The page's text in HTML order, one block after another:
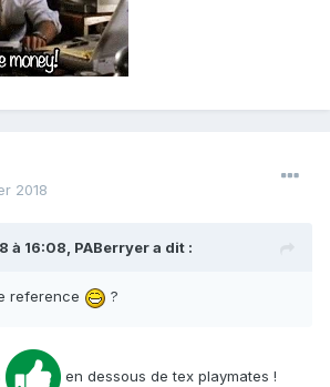
2018
à 16:08, PABerryera dit :
reference ?
en dessous de tex playmates !